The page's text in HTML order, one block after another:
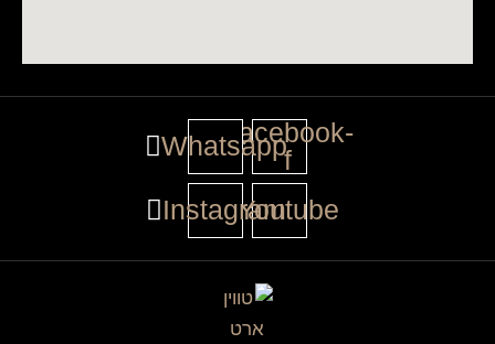
Facebook-
f
Whatsapp
Youtube
Instagram